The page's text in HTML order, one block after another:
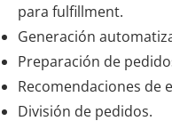
para fulfillment.
Generación
Preparación de
Recomendaciones de
División de pedidos.